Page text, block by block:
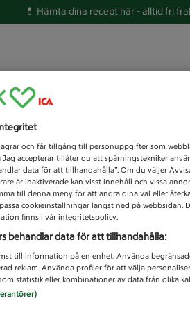
💊 Hämta dina recept här -alltid fri
idag?
och får tillgång till personuppgifter som
accepterar tillåter du att spårningstekniker
data för att tillhandahålla”. Om du väljer
är inaktiverade kan visst innehåll och vissa
till denna meny för att ändra dina val eller
cookieinställningar längst ned på webbsidan.
finns i vår integritetspolicy.
behandlar data för att tillhandahålla:
till information på en enhet. Använda
reklam. Använda profiler för att välja
statistik eller kombinationer av data från olika